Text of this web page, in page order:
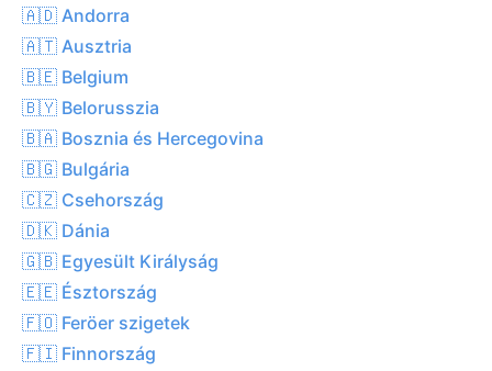
🇦🇩 Andorra
🇦🇹 Ausztria
🇧🇪 Belgium
🇧🇾 Belorusszia
🇧🇦 Bosznia és Hercegovina
🇧🇬 Bulgária
🇨🇿 Csehország
🇩🇰 Dánia
🇬🇧 Egyesült Királyság
🇪🇪 Észtország
🇫🇴 Feröer szigetek
🇫🇮 Finnország